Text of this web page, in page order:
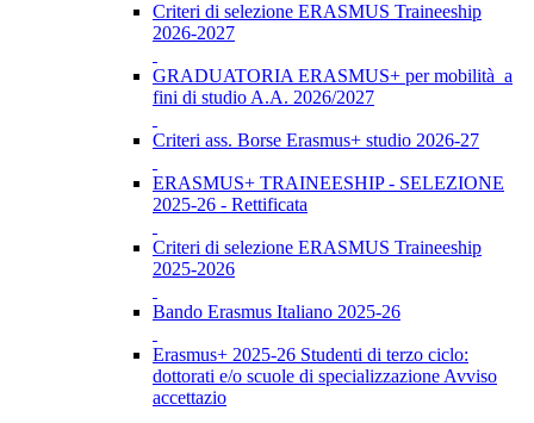
Criteri di selezione ERASMUS Traineeship
2026-2027
GRADUATORIA ERASMUS+ per mobilità a
fini di studio A.A. 2026/2027
Criteri ass. Borse Erasmus+ studio 2026-27
ERASMUS+ TRAINEESHIP - SELEZIONE
2025-26 - Rettificata
Criteri di selezione ERASMUS Traineeship
2025-2026
Bando Erasmus Italiano 2025-26
Erasmus+ 2025-26 Studenti di terzo ciclo:
dottorati e/o scuole di specializzazione Avviso
accettazio